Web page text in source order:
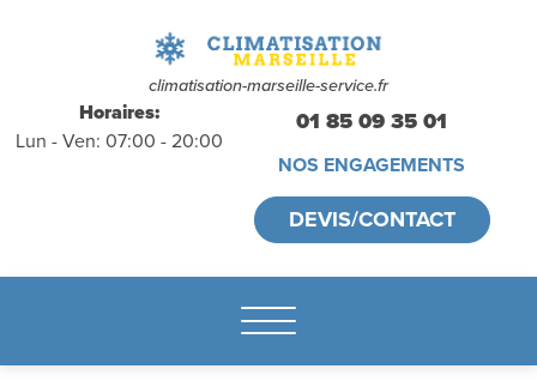
climatisation-marseille-service.fr
Horaires:
Lun - Ven: 07:00 - 20:00
01 85 09 35 01
NOS ENGAGEMENTS
DEVIS/CONTACT
déplacements
gratuitssans
engagement
appelez-nous :
01.85.09.35.01